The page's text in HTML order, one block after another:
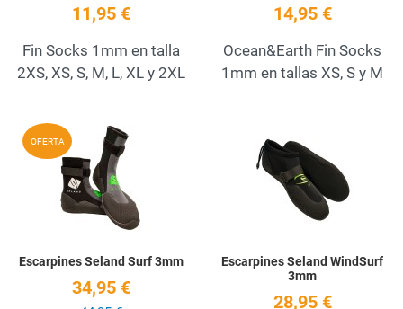
11,95 €
Fin Socks 1mm en talla
2XS, XS, S, M, L, XL y 2XL
14,95 €
Ocean&Earth Fin Socks
1mm en tallas XS, S y M
OFERTA
Quick View
Escarpines Seland Surf 3mm
34,95 €
Escarpines Seland WindSurf
3mm
28,95 €